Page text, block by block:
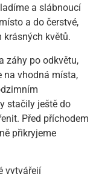
a slábnoucí
a do čerstvé,
květů.
záhy po odkvětu,
na vhodná místa,
stačily ještě do
Před příchodem
přikryjeme
vytvářejí